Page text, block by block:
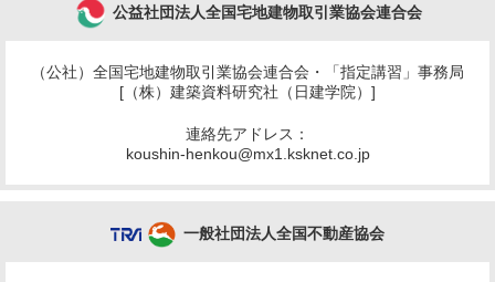
公益社団法人全国宅地建物取引業協会連合会
（公社）全国宅地建物取引業協会連合会・「指定講習」事務局
[（株）建築資料研究社（日建学院）]
連絡先アドレス：
koushin-henkou@mx1.ksknet.co.jp
一般社団法人全国不動産協会